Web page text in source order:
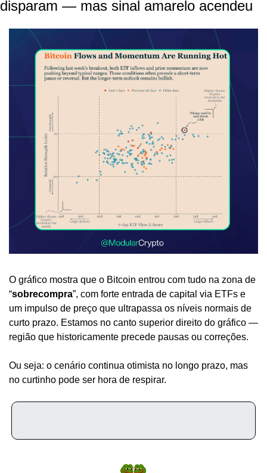
disparam — mas sinal amarelo acendeu
O gráfico mostra que o Bitcoin entrou com tudo na zona de
“sobrecompra”, com forte entrada de capital via ETFs e
um impulso de preço que ultrapassa os níveis normais de
curto prazo. Estamos no canto superior direito do gráfico —
região que historicamente precede pausas ou correções.
Ou seja: o cenário continua otimista no longo prazo, mas
no curtinho pode ser hora de respirar.